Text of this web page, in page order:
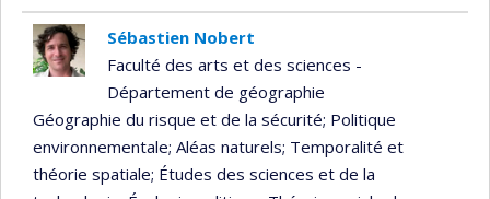
Sébastien Nobert
Faculté des arts et des sciences -
Département de géographie
Géographie du risque et de la sécurité; Politique
environnementale; Aléas naturels; Temporalité et
théorie spatiale; Études des sciences et de la